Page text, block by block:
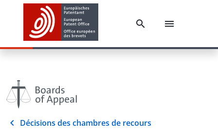
Décisions des chambres de recours